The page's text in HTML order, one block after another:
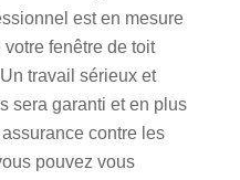
est en mesure
votre fenêtre de toit
travail sérieux et
sera garanti et en plus
contre les
pouvez vous